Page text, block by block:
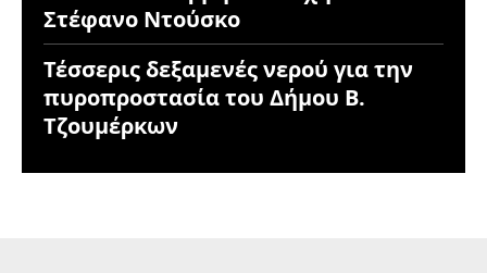
Στέφανο Ντούσκο
Τέσσερις δεξαμενές νερού για την
πυροπροστασία του Δήμου Β.
Τζουμέρκων